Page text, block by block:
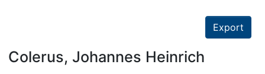
Export
Colerus, Johannes Heinrich